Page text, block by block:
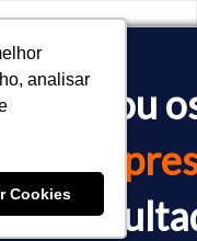
cruzou
o
analisar
Cookies
analisar
Cookies
gtag/
[];